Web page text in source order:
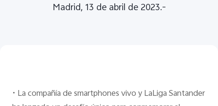
España | Seleccione país/región
Madrid, 13 de abril de 2023.-
• La compañía de smartphones vivo y LaLiga Santander